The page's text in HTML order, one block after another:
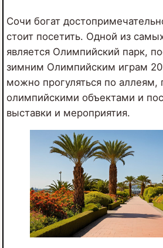
Сочи богат
стоит посетить. Одной из
является Олимпийский парк,
зимним Олимпийским играм
можно прогуляться по аллеям,
олимпийскими объектами и
выставки и мероприятия.